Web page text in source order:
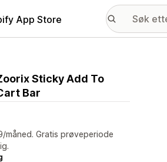
App Store
Sticky Add To
Bar
måned. Gratis prøveperiode